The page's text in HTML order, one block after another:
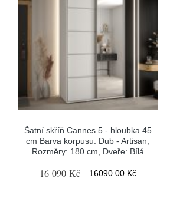
Šatní skříň Cannes 5 - hloubka 45
cm Barva korpusu: Dub - Artisan,
Rozměry: 180 cm, Dveře: Bílá
16 090 Kč 16090.00 Kč